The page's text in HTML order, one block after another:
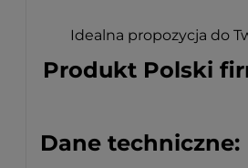
Idealna propozycja do
Produkt Polski
Dane techniczne: